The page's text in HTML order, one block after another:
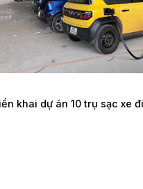
khai dự án 10 trụ sạc xe